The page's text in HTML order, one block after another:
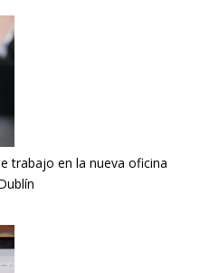
trabajo en la nueva oficina